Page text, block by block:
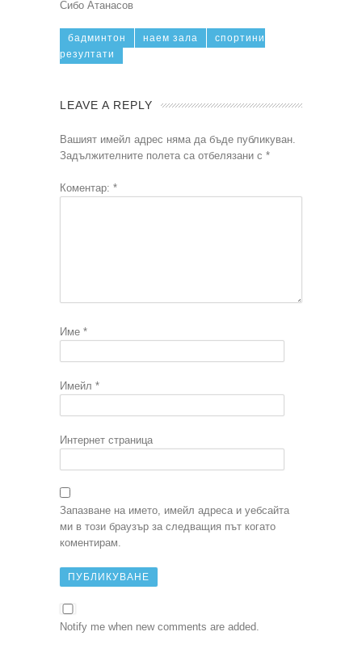
Сибо Атанасов
бадминтон наем зала
спортини
резултати
LEAVE A REPLY
Вашият имейл адрес няма да бъде публикуван.
Задължителните полета са отбелязани с *
Коментар: *
Име *
Имейл *
Интернет страница
Запазване на името, имейл адреса и уебсайта
ми в този браузър за следващия път когато
коментирам.
Notify me when new comments are added.